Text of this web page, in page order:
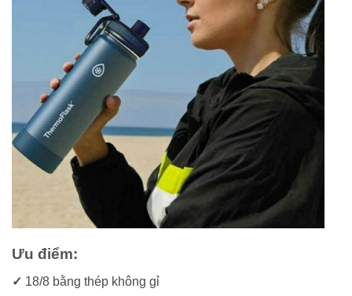
Ưu điểm:
✓ 18/8 bằng thép không gỉ